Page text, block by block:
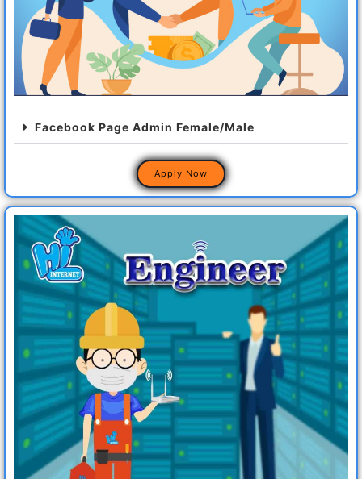
Facebook Page Admin Female/Male
Apply Now